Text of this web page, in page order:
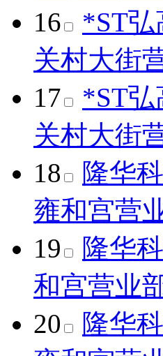
16
*ST弘
关村大街
17
*ST弘
关村大街
18
隆华
雍和宫营
19
隆华
和宫营业
20
隆华